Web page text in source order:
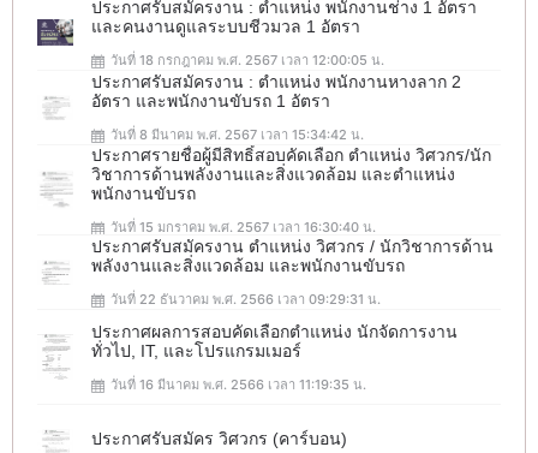
ประกาศรับสมัครงาน : ตำแหน่ง พนักงานช่าง 1 อัตรา
และคนงานดูแลระบบชีวมวล 1 อัตรา
วันที่ 18 กรกฎาคม พ.ศ. 2567 เวลา 12:00:05 น.
ประกาศรับสมัครงาน : ตำแหน่ง พนักงานหางลาก 2
อัตรา และพนักงานขับรถ 1 อัตรา
วันที่ 8 มีนาคม พ.ศ. 2567 เวลา 15:34:42 น.
ประกาศรายชื่อผู้มีสิทธิ์สอบคัดเลือก ตำแหน่ง วิศวกร/นัก
วิชาการด้านพลังงานและสิ่งแวดล้อม และตำแหน่ง
พนักงานขับรถ
วันที่ 15 มกราคม พ.ศ. 2567 เวลา 16:30:40 น.
ประกาศรับสมัครงาน ตำแหน่ง วิศวกร / นักวิชาการด้าน
พลังงานและสิ่งแวดล้อม และพนักงานขับรถ
วันที่ 22 ธันวาคม พ.ศ. 2566 เวลา 09:29:31 น.
ประกาศผลการสอบคัดเลือกตำแหน่ง นักจัดการงาน
ทั่วไป, IT, และโปรแกรมเมอร์
วันที่ 16 มีนาคม พ.ศ. 2566 เวลา 11:19:35 น.
ประกาศรับสมัคร วิศวกร (คาร์บอน)